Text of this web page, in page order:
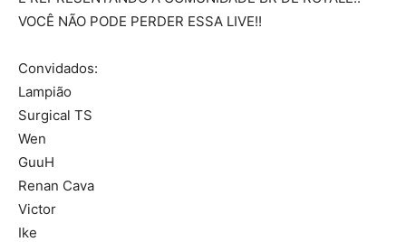
VOCÊ NÃO PODE PERDER ESSA LIVE!!
Convidados:
Lampião
Surgical TS
Wen
GuuH
Renan Cava
Victor
Ike